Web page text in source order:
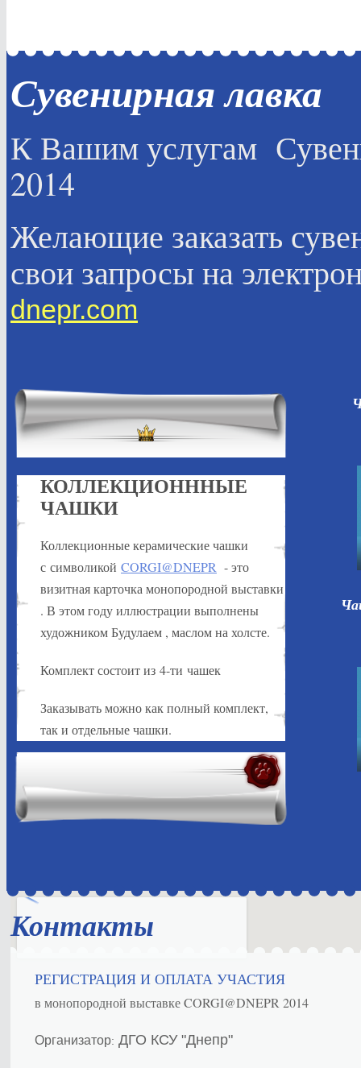
Сувенирная лавка
К Вашим услугам
2014
Желающие заказать
свои запросы на
dnepr.com
КОЛЛЕКЦИОНННЫЕ
ЧАШКИ
Коллекционные керамические чашки
с символикой CORGI@DNEPR - это
визитная карточка монопородной выставки
. В этом году иллюстрации выполнены
художником Будулаем , маслом на холсте.
Комплект состоит из 4-ти чашек
Заказывать можно как полный комплект,
так и отдельные чашки.
Контакты
РЕГИСТРАЦИЯ И ОПЛАТА УЧАСТИЯ
в монопородной выставке CORGI@DNEPR 2014
Организатор: ДГО КСУ "Днепр"